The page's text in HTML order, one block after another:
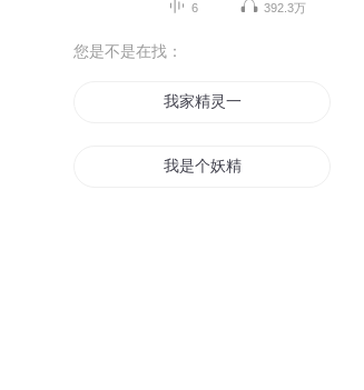
6 392.3万
您是不是在找：
我家精灵一人之下
我是个妖精